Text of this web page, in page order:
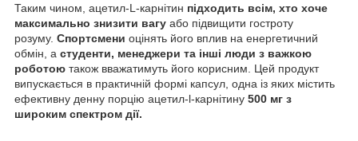
Таким чином, ацетил-L-карнітин підходить всім, хто хоче
максимально знизити вагу або підвищити гостроту
розуму. Спортсмени оцінять його вплив на енергетичний
обмін, а студенти, менеджери та інші люди з важкою
роботою також вважатимуть його корисним. Цей продукт
випускається в практичній формі капсул, одна із яких містить
ефективну денну порцію ацетил-l-карнітину 500 мг з
широким спектром дії.